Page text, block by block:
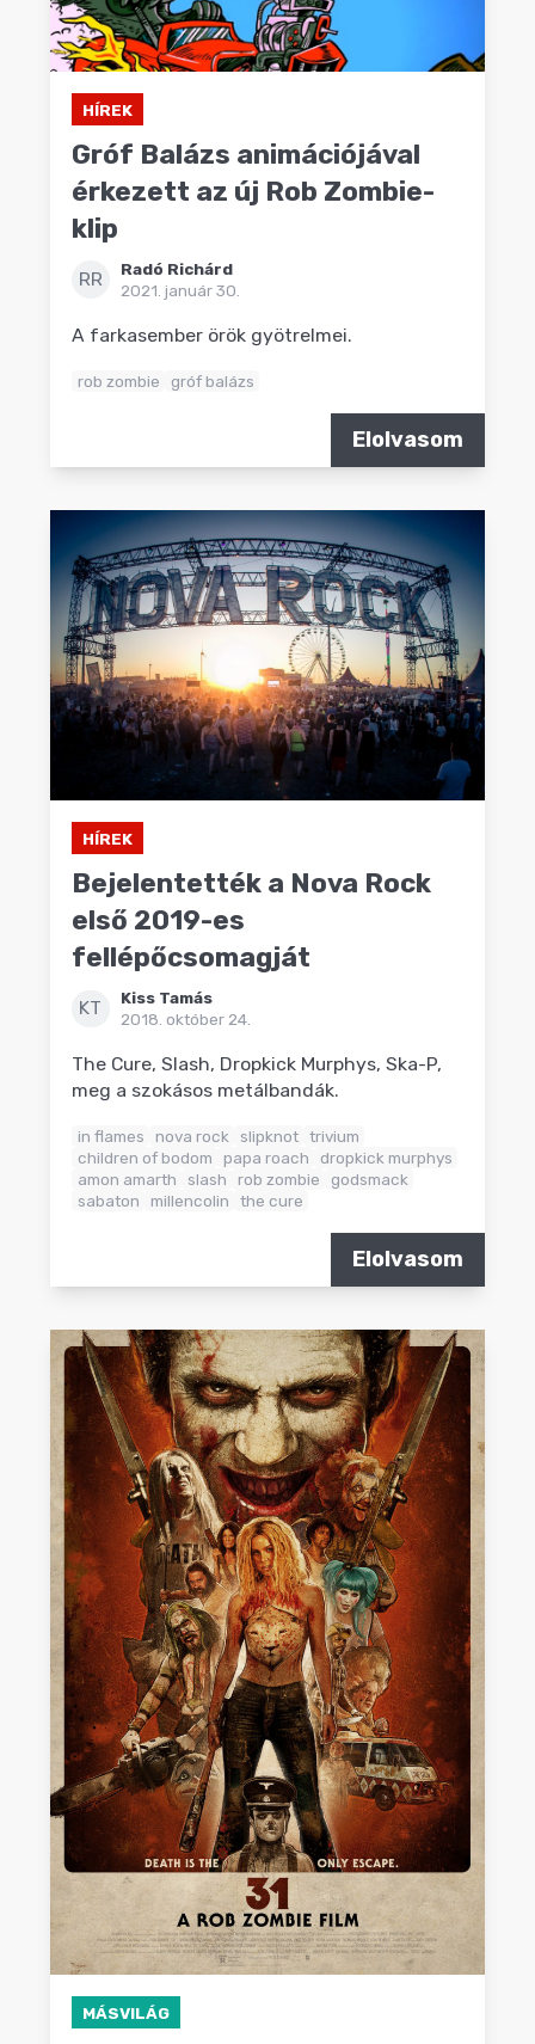
HÍREK
Gróf Balázs animációjával
érkezett az új Rob Zombie-
klip
RR
Radó Richárd
2021. január 30.
A farkasember örök gyötrelmei.
rob zombie gróf balázs
Elolvasom
HÍREK
Bejelentették a Nova Rock
első 2019-es
fellépőcsomagját
KT
Kiss Tamás
2018. október 24.
The Cure, Slash, Dropkick Murphys, Ska-P,
meg a szokásos metálbandák.
in flames nova rock slipknot trivium
children of bodom
papa roach
dropkick murphys
amon amarth
slash rob zombie
godsmack
sabaton
millencolin the cure
Elolvasom
MÁSVILÁG